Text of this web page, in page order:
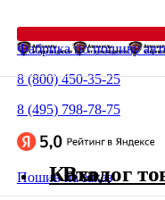
Фабрика по пошиву
8 (800) 450-35-25
8 (495) 798-78-75
Пошив на заказ
Каталог
Вход